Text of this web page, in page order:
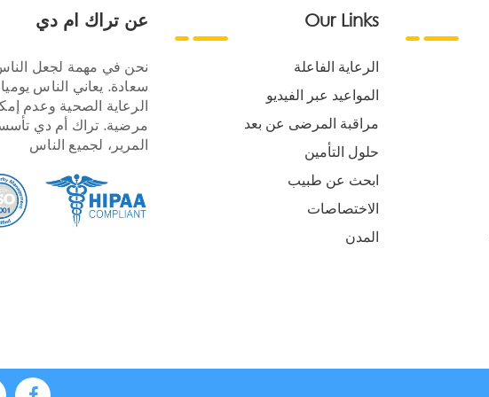
عن تراك ام دي
نحن في مهمة لجعل
سعادة. يعاني الناس
الرعاية الصحية وعدم
مرضية. تراك أم دي
المرير، لجميع الناس
Our Links
الرعاية الفاعلة
المواعيد عبر الفيديو
مراقبة المرضى عن بعد
حلول التأمين
ابحث عن طبيب
الاختصاصات
المدن